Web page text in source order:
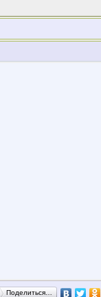
Поделиться…